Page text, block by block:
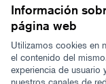
Información
página web
Utilizamos cookies en
el contenido del
experiencia de
Términos y condiciones
Configuración de
Zeugaz en X
(Enlace externo)
Zeugaz en
(Enlace externo)
Zeugaz en
(Enlace